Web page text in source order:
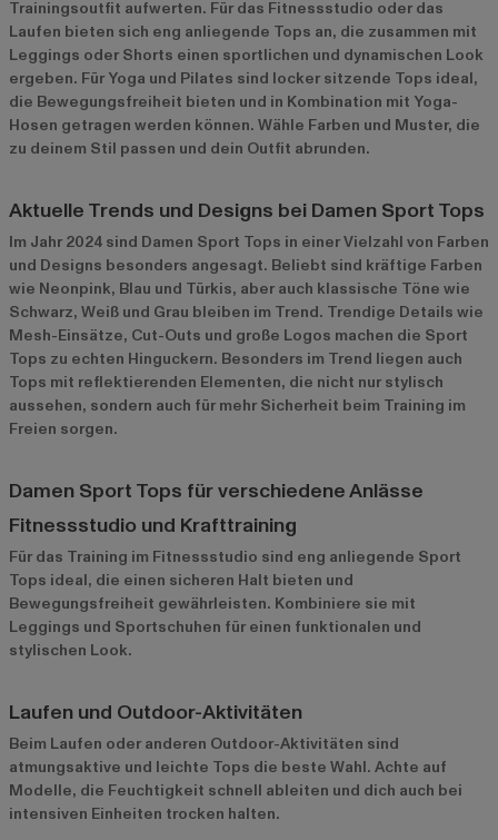
Trainingsoutfit aufwerten. Für das Fitnessstudio oder das
Laufen bieten sich eng anliegende Tops an, die zusammen mit
Leggings oder Shorts einen sportlichen und dynamischen Look
ergeben. Für Yoga und Pilates sind locker sitzende Tops ideal,
die Bewegungsfreiheit bieten und in Kombination mit Yoga-
Hosen getragen werden können. Wähle Farben und Muster, die
zu deinem Stil passen und dein Outfit abrunden.
Aktuelle Trends und Designs bei Damen Sport Tops
Im Jahr 2024 sind Damen Sport Tops in einer Vielzahl von Farben
und Designs besonders angesagt. Beliebt sind kräftige Farben
wie Neonpink, Blau und Türkis, aber auch klassische Töne wie
Schwarz, Weiß und Grau bleiben im Trend. Trendige Details wie
Mesh-Einsätze, Cut-Outs und große Logos machen die Sport
Tops zu echten Hinguckern. Besonders im Trend liegen auch
Tops mit reflektierenden Elementen, die nicht nur stylisch
aussehen, sondern auch für mehr Sicherheit beim Training im
Freien sorgen.
Damen Sport Tops für verschiedene Anlässe
Fitnessstudio und Krafttraining
Für das Training im Fitnessstudio sind eng anliegende Sport
Tops ideal, die einen sicheren Halt bieten und
Bewegungsfreiheit gewährleisten. Kombiniere sie mit
Leggings und Sportschuhen für einen funktionalen und
stylischen Look.
Laufen und Outdoor-Aktivitäten
Beim Laufen oder anderen Outdoor-Aktivitäten sind
atmungsaktive und leichte Tops die beste Wahl. Achte auf
Modelle, die Feuchtigkeit schnell ableiten und dich auch bei
intensiven Einheiten trocken halten.